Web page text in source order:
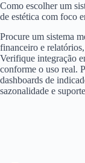
Como escolher um
de estética com foco
Procure um sistema
financeiro e
Verifique integração
conforme o uso real.
dashboards de
sazonalidade e